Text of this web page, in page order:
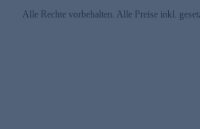
Alle Rechte vorbehalten. Alle Preise inkl.